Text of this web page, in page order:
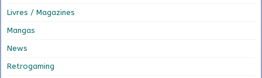
Livres / Magazines
Mangas
News
Retrogaming